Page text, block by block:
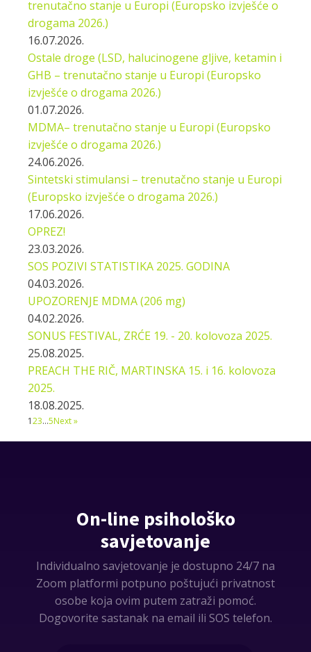
trenutačno stanje u Europi (Europsko izvješće o
drogama 2026.)
16.07.2026.
Ostale droge (LSD, halucinogene gljive, ketamin i
GHB – trenutačno stanje u Europi (Europsko
izvješće o drogama 2026.)
01.07.2026.
MDMA– trenutačno stanje u Europi (Europsko
izvješće o drogama 2026.)
24.06.2026.
Sintetski stimulansi – trenutačno stanje u Europi
(Europsko izvješće o drogama 2026.)
17.06.2026.
OPREZ!
23.03.2026.
SOS POZIVI STATISTIKA 2025. GODINA
04.03.2026.
UPOZORENJE MDMA (206 mg)
04.02.2026.
SONUS FESTIVAL, ZRĆE 19. - 20. kolovoza 2025.
25.08.2025.
PREACH THE RIČ, MARTINSKA 15. i 16. kolovoza
2025.
18.08.2025.
123…5Next »
On-line psihološko
savjetovanje
Individualno savjetovanje je dostupno 24/7 na
Zoom platformi potpuno poštujući privatnost
osobe koja ovim putem zatraži pomoć.
Dogovorite sastanak na email ili SOS telefon.